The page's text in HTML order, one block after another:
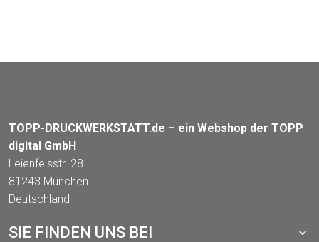
TOPP-DRUCKWERKSTATT.de – ein Webshop der TOPP
digital GmbH
Leienfelsstr. 28
81243 München
Deutschland
SIE FINDEN UNS BEI